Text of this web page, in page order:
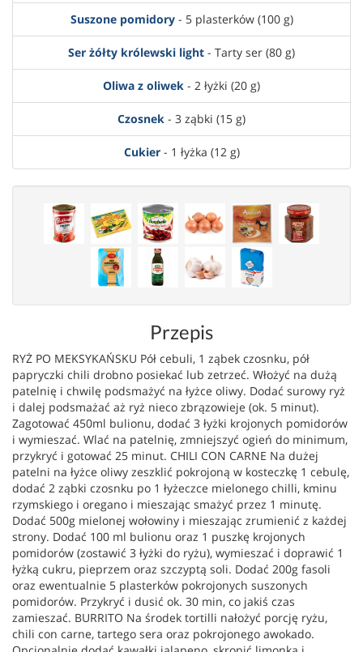
Suszone pomidory- 5 plasterków (100 g)
Ser żółty królewski light - Tarty ser (80 g)
Oliwa z oliwek - 2 łyżki (20 g)
Czosnek - 3 ząbki (15 g)
Cukier- 1 łyżka (12 g)
Przepis
RYŻ PO MEKSYKAŃSKU Pół cebuli, 1 ząbek czosnku, pół
papryczki chili drobno posiekać lub zetrzeć. Włożyć na dużą
patelnię i chwilę podsmażyć na łyżce oliwy. Dodać surowy ryż
i dalej podsmażać aż ryż nieco zbrązowieje (ok. 5 minut).
Zagotować 450ml bulionu, dodać 3 łyżki krojonych pomidorów
i wymieszać. Wlać na patelnię, zmniejszyć ogień do minimum,
przykryć i gotować 25 minut. CHILI CON CARNE Na dużej
patelni na łyżce oliwy zeszklić pokrojoną w kosteczkę 1 cebulę,
dodać 2 ząbki czosnku po 1 łyżeczce mielonego chilli, kminu
rzymskiego i oregano i mieszając smażyć przez 1 minutę.
Dodać 500g mielonej wołowiny i mieszając zrumienić z każdej
strony. Dodać 100 ml bulionu oraz 1 puszkę krojonych
pomidorów (zostawić 3 łyżki do ryżu), wymieszać i doprawić 1
łyżką cukru, pieprzem oraz szczyptą soli. Dodać 200g fasoli
oraz ewentualnie 5 plasterków pokrojonych suszonych
pomidorów. Przykryć i dusić ok. 30 min, co jakiś czas
zamieszać. BURRITO Na środek tortilli nałożyć porcję ryżu,
chili con carne, tartego sera oraz pokrojonego awokado.